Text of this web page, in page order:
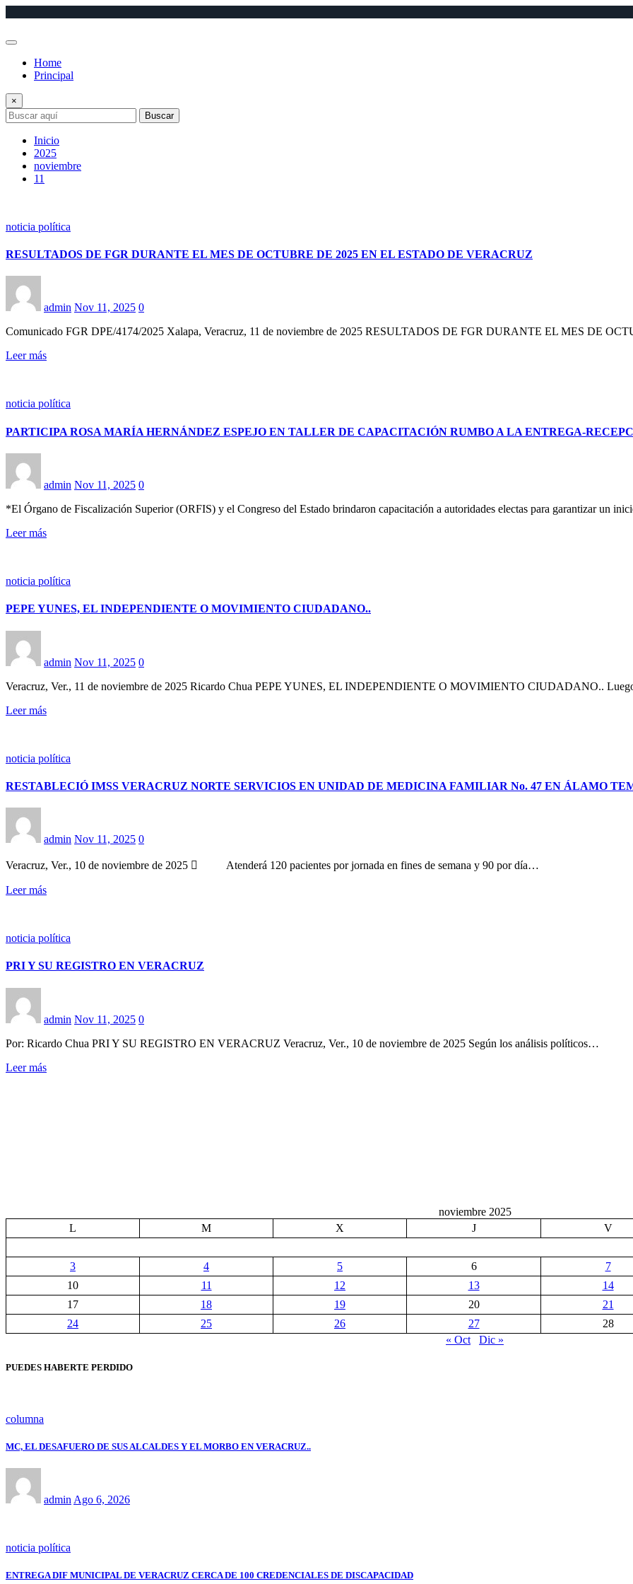
Home
Principal
×
Buscar
Inicio
2025
noviembre
11
noticia política
RESULTADOS DE FGR DURANTE EL MES DE OCTUBRE DE 2025 EN EL ESTADO DE VERACRUZ
admin Nov 11, 2025 0
Comunicado FGR DPE/4174/2025 Xalapa, Veracruz, 11 de noviembre de 2025 RESULTADOS DE FGR DURANTE EL MES DE
Leer más
noticia política
PARTICIPA ROSA MARÍA HERNÁNDEZ ESPEJO EN TALLER DE CAPACITACIÓN RUMBO A LA ENTREGA-
admin Nov 11, 2025 0
*El Órgano de Fiscalización Superior (ORFIS) y el Congreso del Estado brindaron capacitación a autoridades electas para garantizar un
Leer más
noticia política
PEPE YUNES, EL INDEPENDIENTE O MOVIMIENTO CIUDADANO..
admin Nov 11, 2025 0
Veracruz, Ver., 11 de noviembre de 2025 Ricardo Chua PEPE YUNES, EL INDEPENDIENTE O MOVIMIENTO CIUDADANO..
Leer más
noticia política
RESTABLECIÓ IMSS VERACRUZ NORTE SERVICIOS EN UNIDAD DE MEDICINA FAMILIAR No. 47 EN ÁLAMO
admin Nov 11, 2025 0
Veracruz, Ver., 10 de noviembre de 2025  Atenderá 120 pacientes por jornada en fines de semana y 90 por día…
Leer más
noticia política
PRI Y SU REGISTRO EN VERACRUZ
admin Nov 11, 2025 0
Por: Ricardo Chua PRI Y SU REGISTRO EN VERACRUZ Veracruz, Ver., 10 de noviembre de 2025 Según los análisis políticos…
Leer más
noviembre 2025
L
M X J V
3
4 5 6 7
10
11 12 13 14
17
18 19 20 21
24
25 26 27 28
« Oct
Dic »
PUEDES HABERTE PERDIDO
columna
MC, EL DESAFUERO DE SUS ALCALDES Y EL MORBO EN VERACRUZ..
admin Ago 6, 2026
noticia política
ENTREGA DIF MUNICIPAL DE VERACRUZ CERCA DE 100 CREDENCIALES DE DISCAPACIDAD